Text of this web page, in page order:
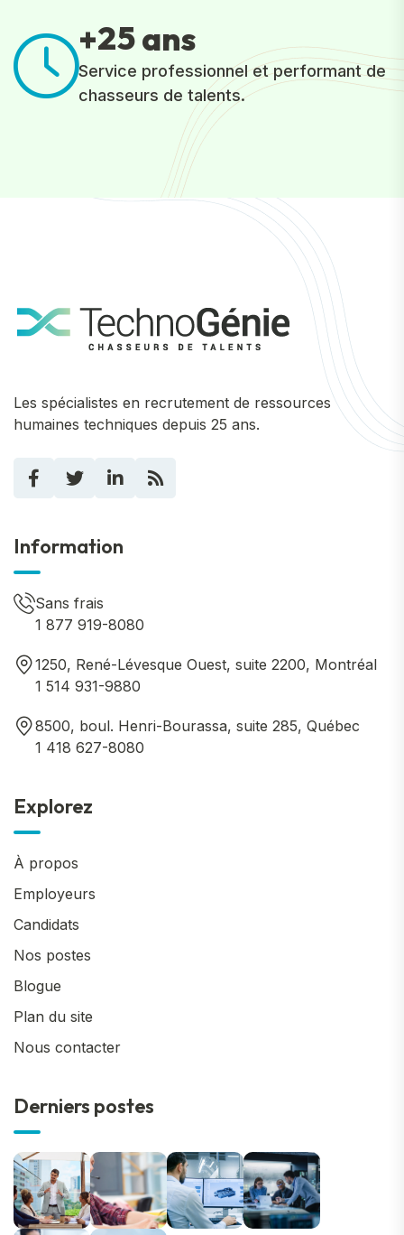
+25ans
Service professionnel et performant de
chasseurs de talents.
Les spécialistes en recrutement de ressources
humaines techniques depuis 25 ans.
Information
Sans frais
1 877 919-8080
1250, René-Lévesque Ouest, suite 2200, Montréal
1 514 931-9880
8500, boul. Henri-Bourassa, suite 285, Québec
1 418 627-8080
Explorez
À propos
Employeurs
Candidats
Nos postes
Blogue
Plan du site
Nous contacter
Derniers postes